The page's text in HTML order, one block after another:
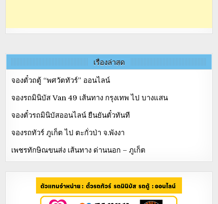
เรื่องล่าสุด
จองตั๋วถตู้ “พศวัตทัวร์” ออนไลน์
จองรถมินิบัส Van 49 เส้นทาง กรุงเทพ ไป บางแสน
จองตั๋วรถมินิบัสออนไลน์ ยืนยันตั๋วทันที
จองรถทัวร์ ภูเก็ต ไป ตะกั่วป่า จ.พังงา
เพชรทักษิณขนส่ง เส้นทาง ด่านนอก – ภูเก็ต